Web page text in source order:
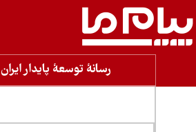
رسانۀ توسعۀ پایدار ایران